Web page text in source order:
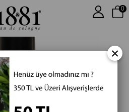
0
×